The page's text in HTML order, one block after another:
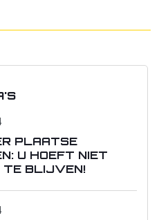
PLAATSE
U HOEFT NIET
TE BLIJVEN!